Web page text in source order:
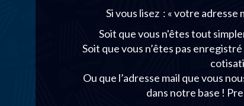
Si vous lisez : « votre adresse
Soit que vous n'êtes tout
Soit que vous n’êtes pas
Ou que l’adresse mail que vous
dans notre base !